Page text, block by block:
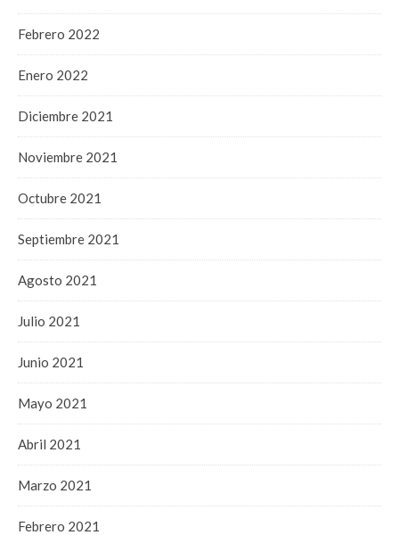
Febrero 2022
Enero 2022
Diciembre 2021
Noviembre 2021
Octubre 2021
Septiembre 2021
Agosto 2021
Julio 2021
Junio 2021
Mayo 2021
Abril 2021
Marzo 2021
Febrero 2021